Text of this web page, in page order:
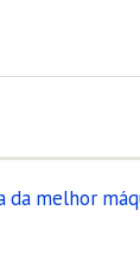
da melhor